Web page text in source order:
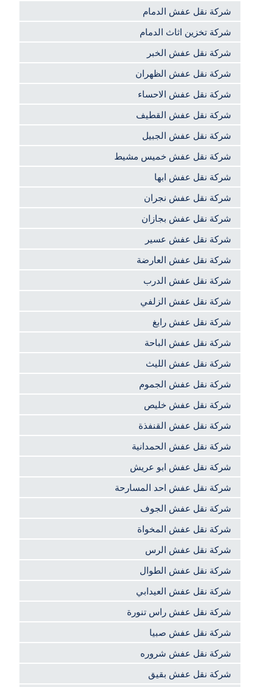
شركة نقل عفش الدمام
شركة تخزين اثاث الدمام
شركة نقل عفش الخبر
شركة نقل عفش الظهران
شركة نقل عفش الاحساء
شركة نقل عفش القطيف
شركة نقل عفش الجبيل
شركة نقل عفش خميس مشيط
شركة نقل عفش ابها
شركة نقل عفش نجران
شركة نقل عفش بجازان
شركة نقل عفش عسير
شركة نقل عفش العارضة
شركة نقل عفش الدرب
شركة نقل عفش الزلفي
شركة نقل عفش رابغ
شركة نقل عفش الباحة
شركة نقل عفش الليث
شركة نقل عفش الجموم
شركة نقل عفش خليص
شركة نقل عفش القنفذة
شركة نقل عفش الحمدانية
شركة نقل عفش ابو عريش
شركة نقل عفش احد المسارحة
شركة نقل عفش الجوف
شركة نقل عفش المخواة
شركة نقل عفش الرس
شركة نقل عفش الطوال
شركة نقل عفش العيدابي
شركة نقل عفش راس تنورة
شركة نقل عفش صبيا
شركة نقل عفش شروره
شركة نقل عفش بقيق